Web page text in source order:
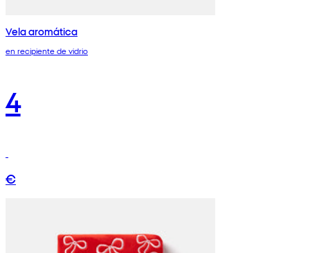
Vela aromática
en recipiente de vidrio
4
€